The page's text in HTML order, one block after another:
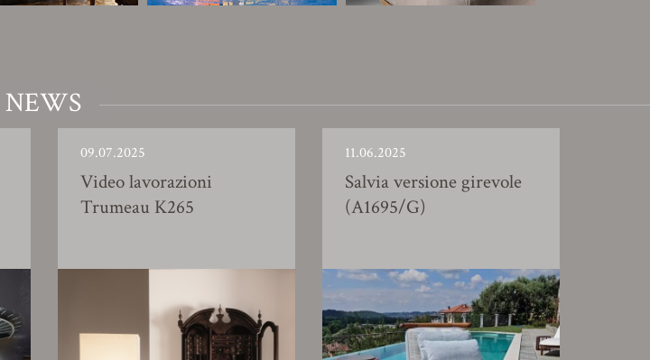
NEWS
09.07.2025
Video lavorazioni
Trumeau K265
11.06.2025
Salvia versione girevole
(A1695/G)